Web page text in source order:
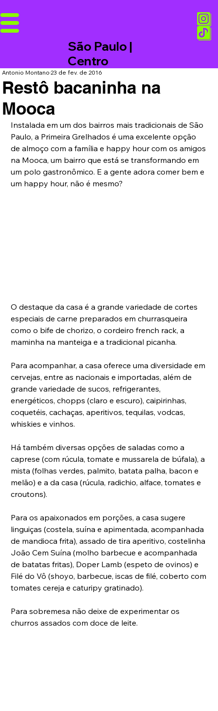
São Paulo |
Centro
Restô bacaninha na
Mooca
Antonio Montano23 de fev. de 2016
Instalada em um dos bairros mais tradicionais de São
Paulo, a Primeira Grelhados é uma excelente opção
de almoço com a família e happy hour com os amigos
na Mooca, um bairro que está se transformando em
um polo gastronômico. E a gente adora comer bem e
um happy hour, não é mesmo?
O destaque da casa é a grande variedade de cortes
especiais de carne preparados em churrasqueira
como o bife de chorizo, o cordeiro french rack, a
maminha na manteiga e a tradicional picanha.
Para acompanhar, a casa oferece uma diversidade em
cervejas, entre as nacionais e importadas, além de
grande variedade de sucos, refrigerantes,
energéticos, chopps (claro e escuro), caipirinhas,
coquetéis, cachaças, aperitivos, tequilas, vodcas,
whiskies e vinhos.
Há também diversas opções de saladas como a
caprese (com rúcula, tomate e mussarela de búfala), a
mista (folhas verdes, palmito, batata palha, bacon e
melão) e a da casa (rúcula, radichio, alface, tomates e
croutons).
Para os apaixonados em porções, a casa sugere
linguiças (costela, suína e apimentada, acompanhada
de mandioca frita), assado de tira aperitivo, costelinha
João Cem Suína (molho barbecue e acompanhada
de batatas fritas), Doper Lamb (espeto de ovinos) e
Filé do Vô (shoyo, barbecue, iscas de filé, coberto com
tomates cereja e caturipy gratinado).
Para sobremesa não deixe de experimentar os
churros assados com doce de leite.